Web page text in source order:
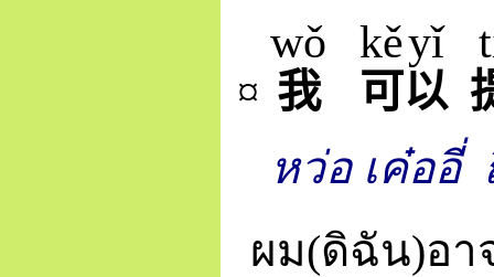
¤ 我
wǒ
可
kě
以
yǐ
หว่อ เค๋ออี่
ผม(ดิฉัน)อา